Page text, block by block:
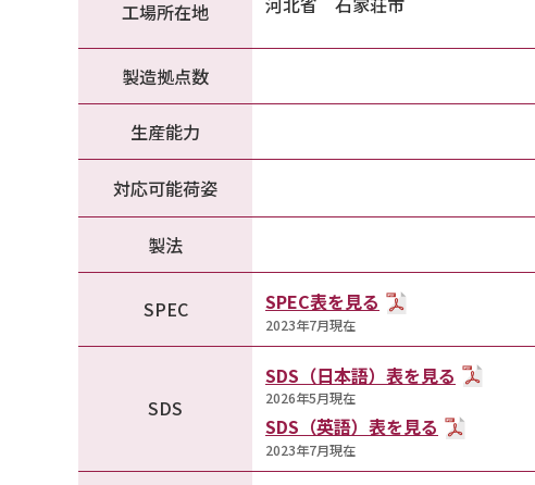
工場所在地
製造拠点数
生産能力
対応可能荷姿
製法
SPEC SPEC表を見る
2023年7月現在
SDS
SDS（日本語）表を見る
2026年5月現在
SDS（英語）表を見る
2023年7月現在